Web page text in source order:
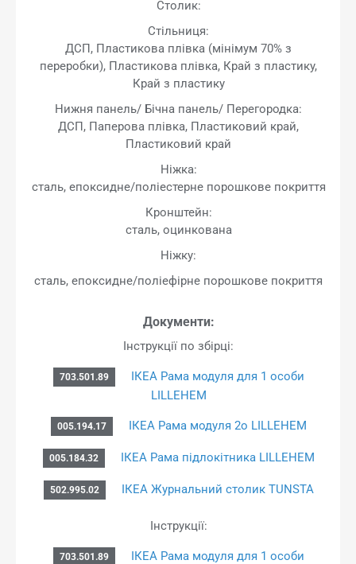
Столик:
Стільниця:
ДСП, Пластикова плівка (мінімум 70% з
переробки), Пластикова плівка, Край з пластику,
Край з пластику
Нижня панель/ Бічна панель/ Перегородка:
ДСП, Паперова плівка, Пластиковий край,
Пластиковий край
Ніжка:
сталь, епоксидне/поліестерне порошкове покриття
Кронштейн:
сталь, оцинкована
Ніжку:
сталь, епоксидне/поліефірне порошкове покриття
Документи:
Інструкції по збірці:
703.501.89
ІКЕА Рама модуля для 1 особи
LILLEHEM
005.194.17 ІКЕА Рама модуля 2o LILLEHEM
005.184.32 ІКЕА Рама підлокітника LILLEHEM
502.995.02 ІКЕА Журнальний столик TUNSTA
Інструкції:
703.501.89
ІКЕА Рама модуля для 1 особи